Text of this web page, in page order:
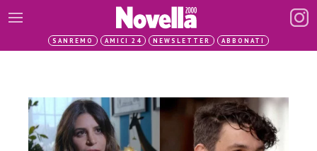
SANREMO AMICI 24 NEWSLETTER ABBONATI